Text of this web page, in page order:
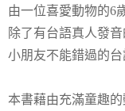
由一位喜愛動物的6
除了有台語真人發
小朋友不能錯過的台
本書藉由充滿童趣